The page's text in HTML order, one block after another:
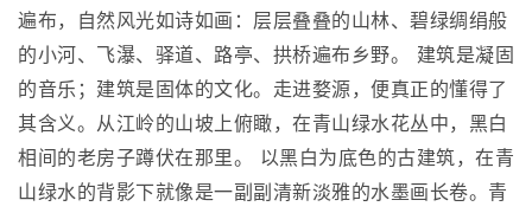
遍布，自然风光如诗如画：层层叠叠的山林、碧绿绸绢般
的小河、飞瀑、驿道、路亭、拱桥遍布乡野。 建筑是凝固
的音乐；建筑是固体的文化。走进婺源，便真正的懂得了
其含义。从江岭的山坡上俯瞰，在青山绿水花丛中，黑白
相间的老房子蹲伏在那里。 以黑白为底色的古建筑，在青
山绿水的背影下就像是一副副清新淡雅的水墨画长卷。青